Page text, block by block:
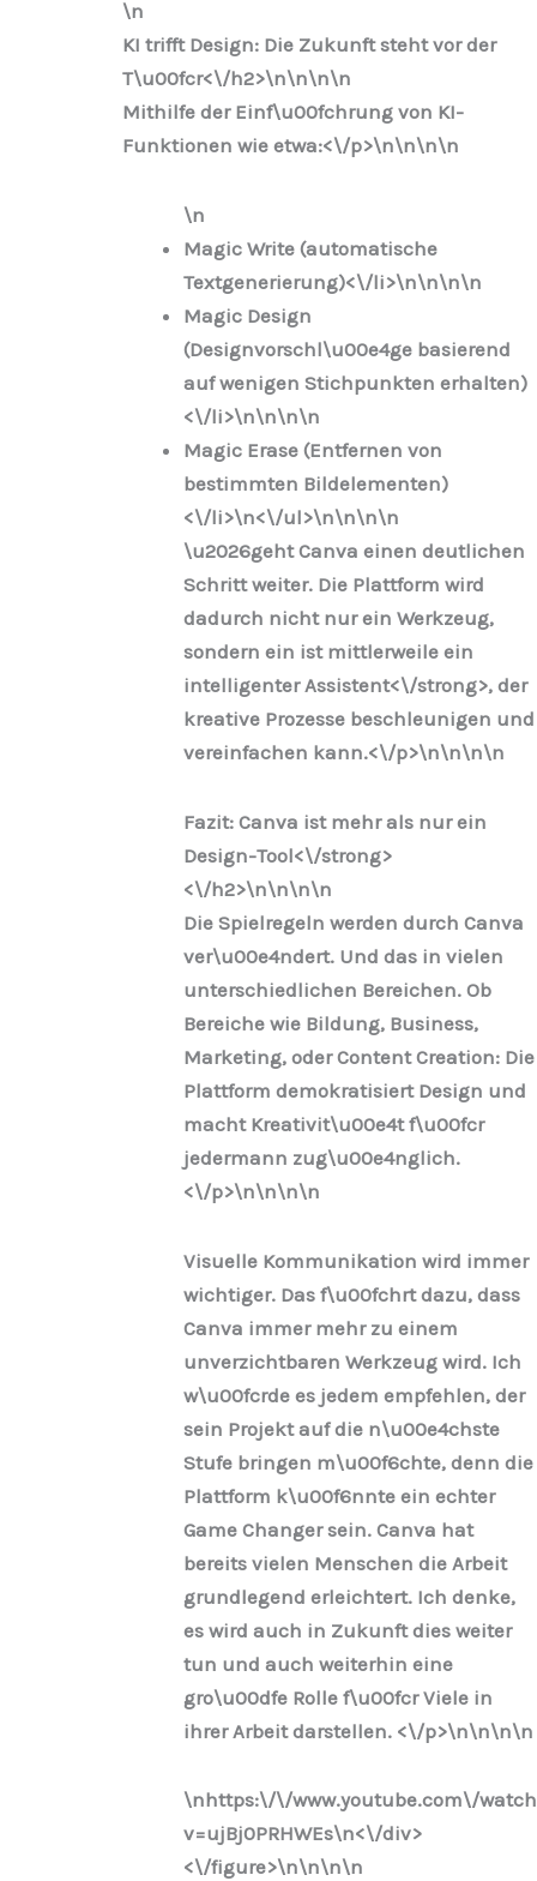
\n
KI trifft Design: Die Zukunft steht vor der
T\u00fcr<\/h2>\n\n\n\n
Mithilfe der Einf\u00fchrung von KI-
Funktionen wie etwa:<\/p>\n\n\n\n
\n
Magic Write (automatische
Textgenerierung)<\/li>\n\n\n\n
Magic Design
(Designvorschl\u00e4ge basierend
auf wenigen Stichpunkten erhalten)
<\/li>\n\n\n\n
Magic Erase (Entfernen von
bestimmten Bildelementen)
<\/li>\n<\/ul>\n\n\n\n
\u2026geht Canva einen deutlichen
Schritt weiter. Die Plattform wird
dadurch nicht nur ein Werkzeug,
sondern ein ist mittlerweile ein
intelligenter Assistent<\/strong>, der
kreative Prozesse beschleunigen und
vereinfachen kann.<\/p>\n\n\n\n
Fazit: Canva ist mehr als nur ein
Design-Tool<\/strong>
<\/h2>\n\n\n\n
Die Spielregeln werden durch Canva
ver\u00e4ndert. Und das in vielen
unterschiedlichen Bereichen. Ob
Bereiche wie Bildung, Business,
Marketing, oder Content Creation: Die
Plattform demokratisiert Design und
macht Kreativit\u00e4t f\u00fcr
jedermann zug\u00e4nglich.
<\/p>\n\n\n\n
Visuelle Kommunikation wird immer
wichtiger. Das f\u00fchrt dazu, dass
Canva immer mehr zu einem
unverzichtbaren Werkzeug wird. Ich
w\u00fcrde es jedem empfehlen, der
sein Projekt auf die n\u00e4chste
Stufe bringen m\u00f6chte, denn die
Plattform k\u00f6nnte ein echter
Game Changer sein. Canva hat
bereits vielen Menschen die Arbeit
grundlegend erleichtert. Ich denke,
es wird auch in Zukunft dies weiter
tun und auch weiterhin eine
gro\u00dfe Rolle f\u00fcr Viele in
ihrer Arbeit darstellen. <\/p>\n\n\n\n
\nhttps:\/\/www.youtube.com\/
v=ujBj0PRHWEs\n<\/div>
<\/figure>\n\n\n\n